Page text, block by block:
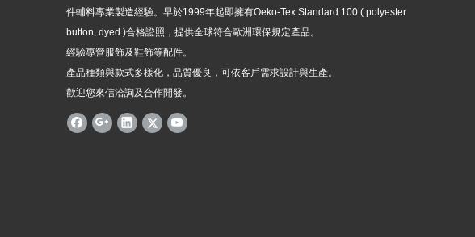
件輔料專業製造經驗。早於1999年起即擁有Oeko-Tex Standard 100 ( polyester
button, dyed )合格證照，提供全球符合歐洲環保規定產品。
經驗專營服飾及鞋飾等配件。
產品種類與款式多樣化，品質優良，可依客戶需求設計與生產。
歡迎您來信洽詢及合作開發。